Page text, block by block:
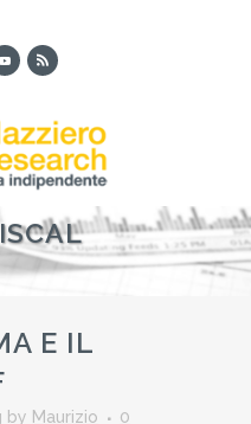
E IL
by Maurizio
0